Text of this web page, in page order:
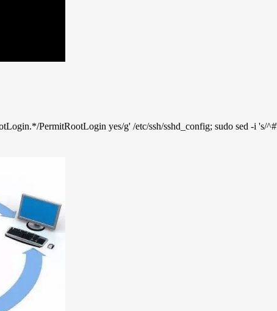
PermitRootLogin yes/g' /etc/ssh/sshd_config; sudo sed -i